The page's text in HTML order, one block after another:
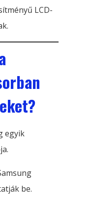
LCD-
egyik
be.